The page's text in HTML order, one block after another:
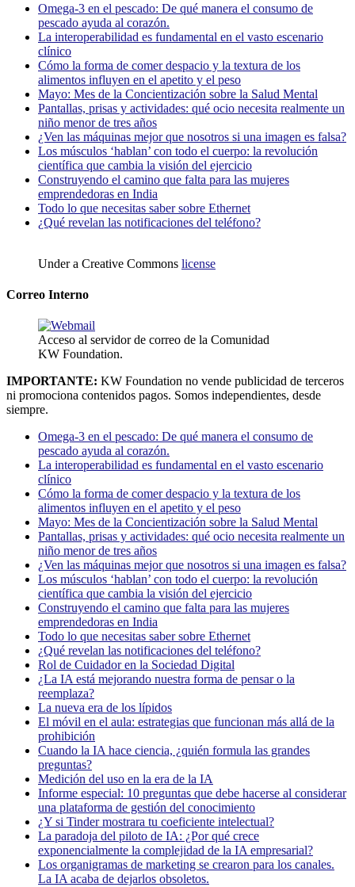
Omega-3 en el pescado: De qué manera el consumo de
pescado ayuda al corazón.
La interoperabilidad es fundamental en el vasto escenario
clínico
Cómo la forma de comer despacio y la textura de los
alimentos influyen en el apetito y el peso
Mayo: Mes de la Concientización sobre la Salud Mental
Pantallas, prisas y actividades: qué ocio necesita realmente un
niño menor de tres años
¿Ven las máquinas mejor que nosotros si una imagen es falsa?
Los músculos ‘hablan’ con todo el cuerpo: la revolución
científica que cambia la visión del ejercicio
Construyendo el camino que falta para las mujeres
emprendedoras en India
Todo lo que necesitas saber sobre Ethernet
¿Qué revelan las notificaciones del teléfono?
Under a Creative Commons license
Correo Interno
Acceso al servidor de correo de la Comunidad
KW Foundation.
IMPORTANTE: KW Foundation no vende publicidad de terceros
ni promociona contenidos pagos. Somos independientes, desde
siempre.
Omega-3 en el pescado: De qué manera el consumo de
pescado ayuda al corazón.
La interoperabilidad es fundamental en el vasto escenario
clínico
Cómo la forma de comer despacio y la textura de los
alimentos influyen en el apetito y el peso
Mayo: Mes de la Concientización sobre la Salud Mental
Pantallas, prisas y actividades: qué ocio necesita realmente un
niño menor de tres años
¿Ven las máquinas mejor que nosotros si una imagen es falsa?
Los músculos ‘hablan’ con todo el cuerpo: la revolución
científica que cambia la visión del ejercicio
Construyendo el camino que falta para las mujeres
emprendedoras en India
Todo lo que necesitas saber sobre Ethernet
¿Qué revelan las notificaciones del teléfono?
Rol de Cuidador en la Sociedad Digital
¿La IA está mejorando nuestra forma de pensar o la
reemplaza?
La nueva era de los lípidos
El móvil en el aula: estrategias que funcionan más allá de la
prohibición
Cuando la IA hace ciencia, ¿quién formula las grandes
preguntas?
Medición del uso en la era de la IA
Informe especial: 10 preguntas que debe hacerse al considerar
una plataforma de gestión del conocimiento
¿Y si Tinder mostrara tu coeficiente intelectual?
La paradoja del piloto de IA: ¿Por qué crece
exponencialmente la complejidad de la IA empresarial?
Los organigramas de marketing se crearon para los canales.
La IA acaba de dejarlos obsoletos.